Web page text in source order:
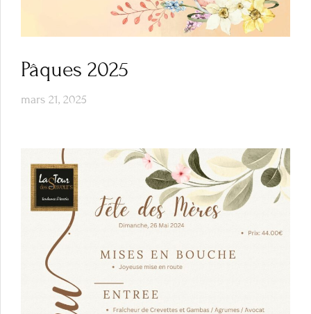
Pâques 2025
mars 21, 2025